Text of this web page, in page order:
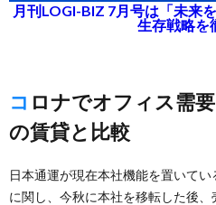
月刊LOGI-BIZ 7月号は「未来
生存戦略を
コロナでオフィス需要に変化、他企業へ
の賃貸と比較
日本通運が現在本社機能を置いて
に関し、今秋に本社を移転した後